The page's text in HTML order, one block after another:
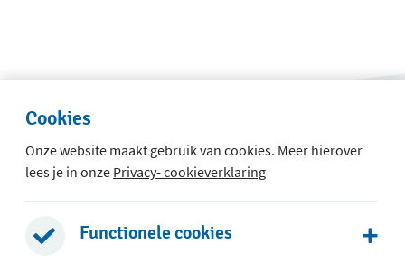
t/m 8
Cookies
Onze website maakt gebruik van cookies. Meer hierover
lees je in onze Privacy- cookieverklaring
Functionele cookies